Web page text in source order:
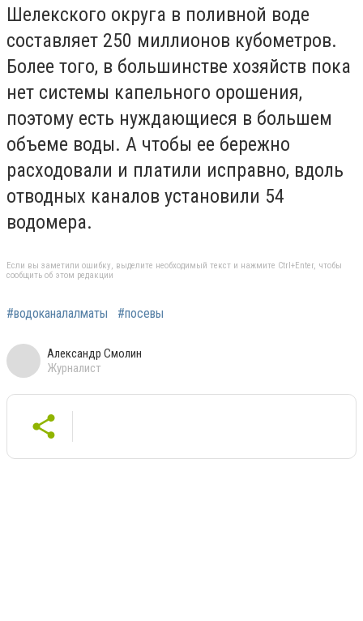
Шелекского округа в поливной воде
составляет 250 миллионов кубометров.
Более того, в большинстве хозяйств пока
нет системы капельного орошения,
поэтому есть нуждающиеся в большем
объеме воды. А чтобы ее бережно
расходовали и платили исправно, вдоль
отводных каналов установили 54
водомера.
Если вы заметили ошибку, выделите необходимый текст и нажмите Ctrl+Enter, чтобы
сообщить об этом редакции
#водоканалалматы #посевы
Александр Смолин
Журналист